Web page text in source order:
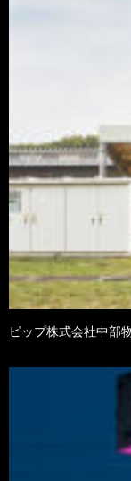
ピップ株式会社中部